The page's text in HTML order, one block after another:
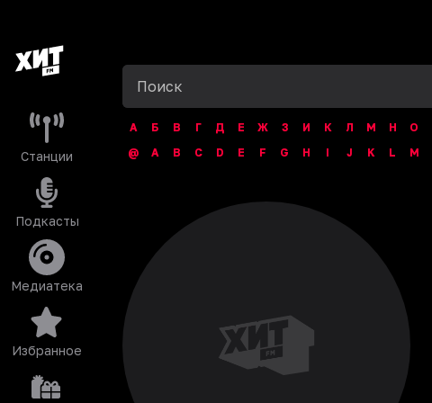
Станции
Подкасты
Медиатека
Избранное
А Б В Г Д Е Ж З И К Л М Н О
@
A B C D E F G H I J K L M